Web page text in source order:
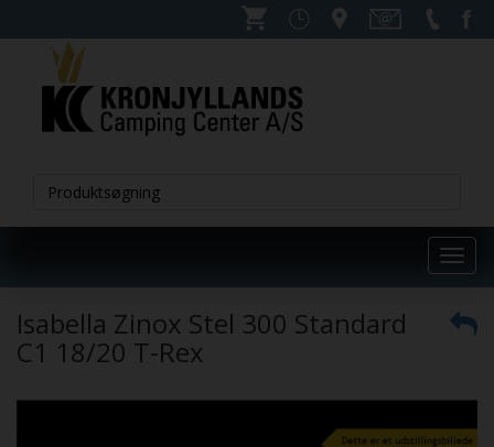
Isabella Zinox Stel 300 Standard
C1 18/20 T-Rex